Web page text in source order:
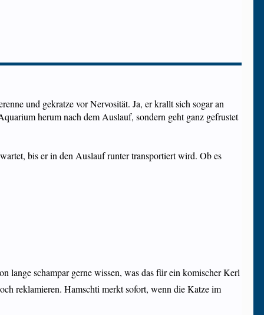
und gekratze vor Nervosität. Ja, er krallt sich sogar an
herum nach dem Auslauf, sondern geht ganz gefrustet
bis er in den Auslauf runter transportiert wird. Ob es
lange schampar gerne wissen, was das für ein komischer Kerl
reklamieren. Hamschti merkt sofort, wenn die Katze im